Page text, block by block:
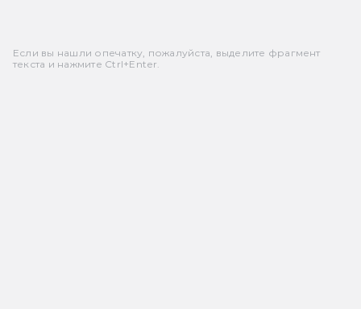
Если вы нашли опечатку, пожалуйста, выделите фрагмент
текста и нажмите Ctrl+Enter.